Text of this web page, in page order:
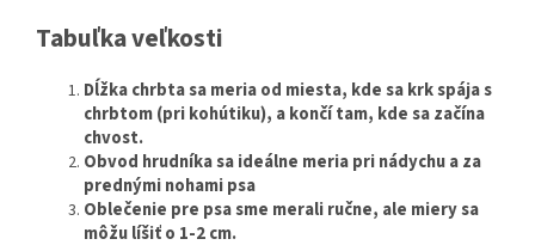
Tabuľka veľkosti
Dĺžka chrbta sa meria od miesta, kde sa krk spája s
chrbtom (pri kohútiku), a končí tam, kde sa začína
chvost.
Obvod hrudníka sa ideálne meria pri nádychu a za
prednými nohami psa
Oblečenie pre psa sme merali ručne, ale miery sa
môžu líšiť o 1-2 cm.